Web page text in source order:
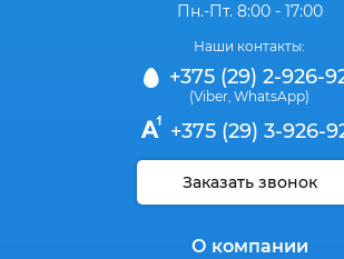
Пн.-Пт. 8:00 - 17:00
Наши контакты:
+375 (29) 2-926-
(Viber WhatsApp)
+375 (29) 3-926-
Заказать звонок
О компании